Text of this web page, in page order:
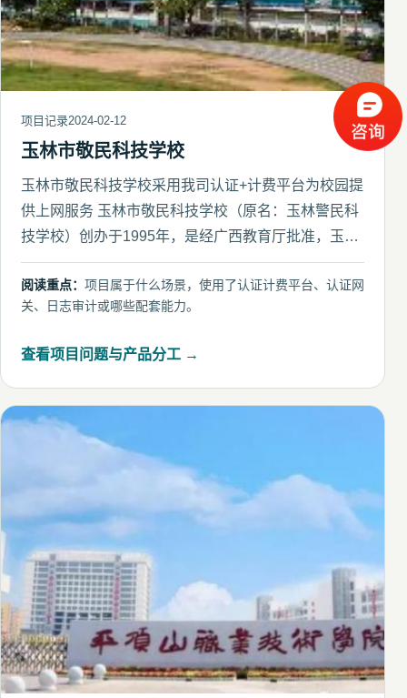
项目记录2024-02-12
玉林市敬民科技学校
玉林市敬民科技学校采用我司认证+计费平台为校园提
供上网服务 玉林市敬民科技学校（原名：玉林警民科
技学校）创办于1995年，是经广西教育厅批准，玉林
市教育局主管的
阅读重点： 项目属于什么场景，使用了认证计费平台、认证网
关、日志审计或哪些配套能力。
查看项目问题与产品分工 →